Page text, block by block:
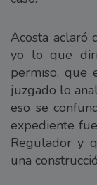
Acosta aclaró
yo lo que
permiso, que
juzgado lo
eso se
expediente
Regulador y
una